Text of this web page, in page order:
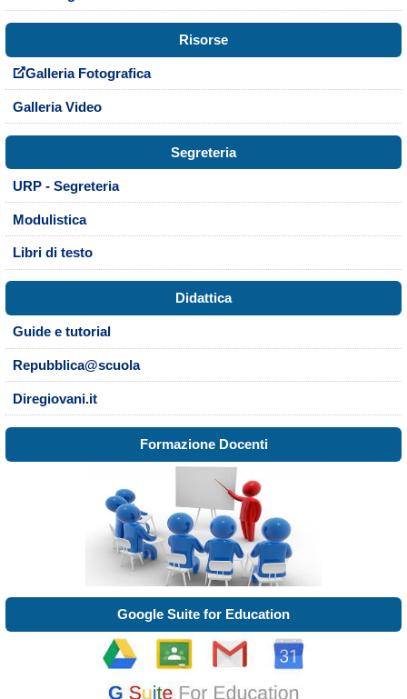
Risorse
Galleria Fotografica
Galleria Video
Segreteria
URP - Segreteria
Modulistica
Libri di testo
Didattica
Guide e tutorial
Repubblica@scuola
Diregiovani.it
Formazione Docenti
Google Suite for Education